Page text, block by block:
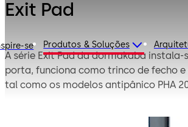
se Produtos & Soluções
Exit Pad
A série Exit Pad da dormakaba instala-
porta, funciona como trinco de fecho e
tal como os modelos antipânico PHA